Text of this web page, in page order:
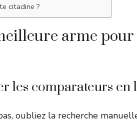
citadine ?
arme
les comparateurs en
oubliez la recherche